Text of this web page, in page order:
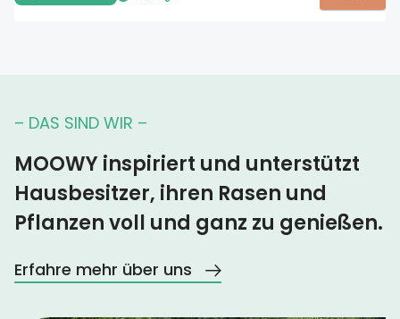
– DAS SIND WIR –
MOOWY inspiriert und unterstützt
Hausbesitzer, ihren Rasen und
Pflanzen voll und ganz zu genießen.
Erfahre mehr über uns